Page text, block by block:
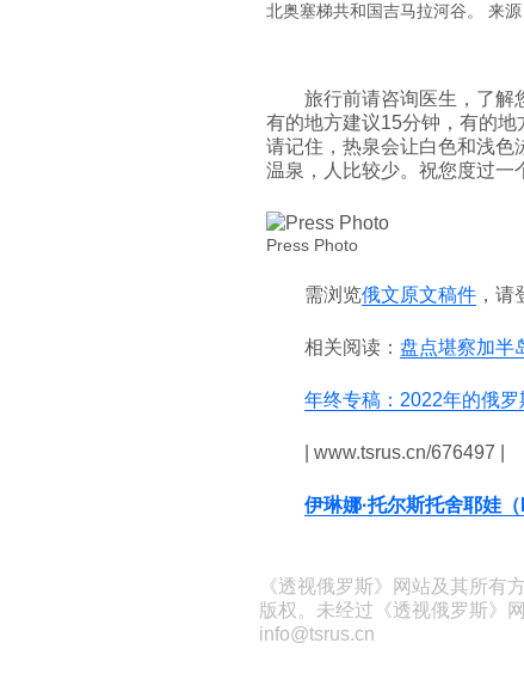
北奥塞梯共和国吉马拉河谷。 来
旅行前请咨询医生，了解
有的地方建议15分钟，有的地
请记住，热泉会让白色和浅色
温泉，人比较少。祝您度过一
Press Photo
需浏览俄文原文稿件 ，
相关阅读： 盘点堪察加半
年终专稿：2022年的俄罗
| www.tsrus.cn/676497 |
伊琳娜·托尔斯托舍耶娃
《透视俄罗斯》网站及其所有
版权。未经过《透视俄罗斯》
info@tsrus.cn